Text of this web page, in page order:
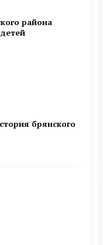
района
брянского